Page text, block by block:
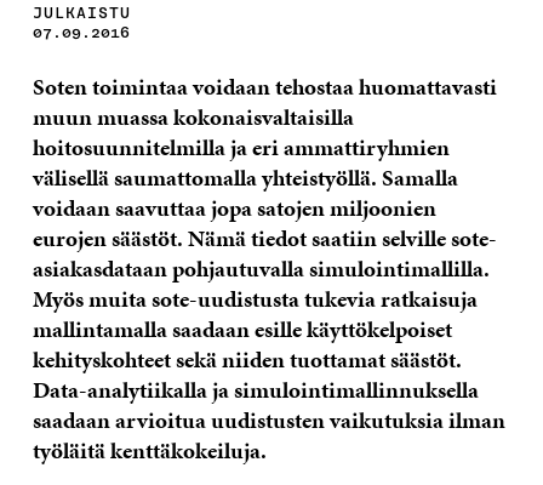
JULKAISTU
07.09.2016
Soten toimintaa voidaan tehostaa huomattavasti
muun muassa kokonaisvaltaisilla
hoitosuunnitelmilla ja eri ammattiryhmien
välisellä saumattomalla yhteistyöllä. Samalla
voidaan saavuttaa jopa satojen miljoonien
eurojen säästöt.Nämä tiedot saatiin selville sote-
asiakasdataan pohjautuvalla simulointimallilla.
Myös muita sote-uudistusta tukevia ratkaisuja
mallintamalla saadaan esille käyttökelpoiset
kehityskohteet sekä niiden tuottamat säästöt.
Data-analytiikalla ja simulointimallinnuksella
saadaan arvioitua uudistusten vaikutuksia ilman
työläitä kenttäkokeiluja.